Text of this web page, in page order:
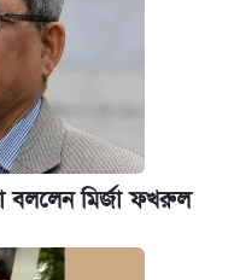
বললেন মির্জা ফখরুল